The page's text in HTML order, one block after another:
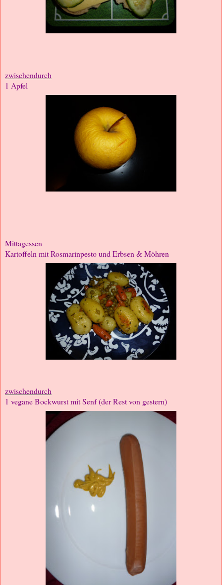
zwischendurch
1 Apfel
Mittagessen
Kartoffeln mit Rosmarinpesto und Erbsen & Möhren
zwischendurch
1 vegane Bockwurst mit Senf (der Rest von gestern)